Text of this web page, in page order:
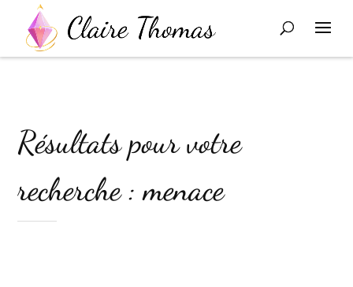
Résultats pour votre
recherche : menace